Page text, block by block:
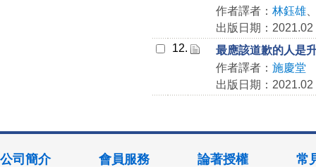
作者譯者： 林鈺雄
出版日期：2021.02
12.
最應該道歉的人是
作者譯者： 施慶堂
出版日期：2021.02
公司簡介 會員服務 論著授權 常